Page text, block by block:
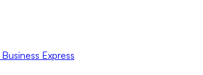
Business Express